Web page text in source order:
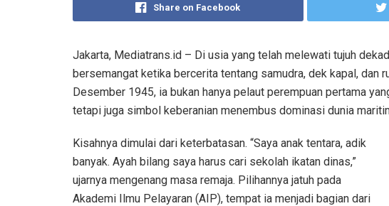
Share on Facebook
Jakarta, Mediatrans.id – Di usia yang telah melewati tujuh
bersemangat ketika bercerita tentang samudra, dek kapal, dan
Desember 1945, ia bukan hanya pelaut perempuan pertama
tetapi juga simbol keberanian menembus dominasi dunia
Kisahnya dimulai dari keterbatasan. “Saya anak tentara, adik
banyak. Ayah bilang saya harus cari sekolah ikatan dinas,”
ujarnya mengenang masa remaja. Pilihannya jatuh pada
Akademi Ilmu Pelayaran (AIP), tempat ia menjadi bagian dari